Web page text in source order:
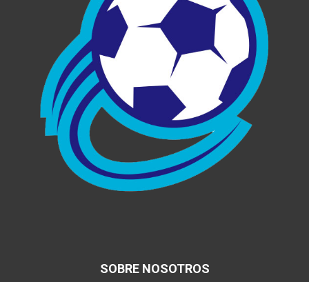
SOBRE NOSOTROS